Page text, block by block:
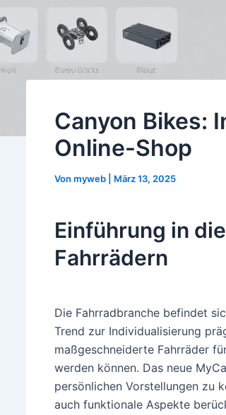
Canyon Bikes:
Online-Shop
Von myweb März 13, 2025
Einführung in
Fahrrädern
Die Fahrradbranche befindet
Trend zur Individualisierung
maßgeschneiderte Fahrräder
werden können. Das neue
persönlichen Vorstellungen zu
auch funktionale Aspekte